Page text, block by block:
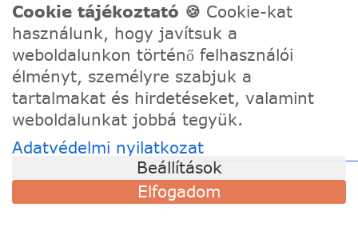
A Festede számozott kifestőkkel te is alkothatsz, akár egy
igazi művész! Fesd meg a remekműved korábbi
tapasztalat nélkül, töltődj fel és fejezd ki a kreativitásod!
TÁMOGATÁS
Cookie tájékoztató 🍪 Cookie-kat
használunk, hogy javítsuk a
weboldalunkon történő felhasználói
élményt, személyre szabjuk a
tartalmakat és hirdetéseket, valamint
weboldalunkat jobbá tegyük.
Adatvédelmi nyilatkozat
Beállítások
Elfogadom